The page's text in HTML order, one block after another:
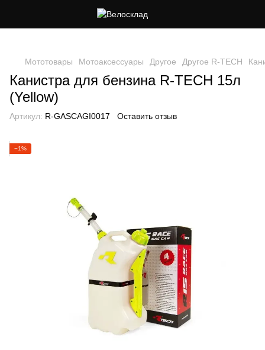
Мототовары Мотоаксессуары Другое Другое R-TECH
Канистра для бензина R-TECH 15л
(Yellow)
Артикул: R-GASCAGI0017 Оставить отзыв
−1%